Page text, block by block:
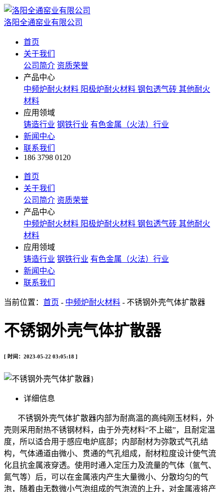
洛阳全通窑业有限公司
首页
关于我们
公司简介 资质荣誉
产品中心
中频炉耐火材料 阳极炉耐火材料 钢包透气砖 其他耐火
材料
应用领域
铸造行业 钢铁行业 有色金属（火法）行业
新闻中心
联系我们
186 3798 0120
首页
关于我们
公司简介 资质荣誉
产品中心
中频炉耐火材料 阳极炉耐火材料 钢包透气砖 其他耐火
材料
应用领域
铸造行业 钢铁行业 有色金属（火法）行业
新闻中心
联系我们
当前位置： 首页 - 中频炉耐火材料 - 不锈钢外壳气体扩散器
不锈钢外壳气体扩散器
[ 时间：2023-05-22 03:05:18 ]
详细信息
不锈钢外壳气体扩散器内部为耐高温的高纯刚玉材料，外
壳则采用耐热不锈钢材料，由于外壳材料“不上磁”，且耐定温
度，所以适合用于感应电炉底部；内部耐材为弥散式气孔结
构，气体通道由微小、贯通的气孔组成，耐材粒度设计使气流
化且抗金属液穿透。使用时通入定压力及流量的气体（氩气、
氮气等）后，可以在金属液内产生大量微小、分散均匀的气
泡，随着由无数微小气泡组成的气泡流的上升，对金属液将产